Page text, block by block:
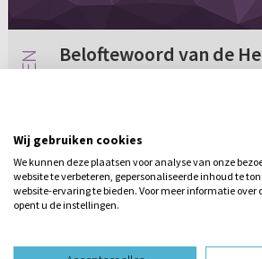
Beloftewoord van de
Christus ook voor mij aan
is. Ik was er zo vol van dat ik
iedereen zou willen vertelle...
6 reacties
design
Wij gebruiken cookies
We kunnen deze plaatsen voor analyse van onze
website te verbeteren, gepersonaliseerde inhoud te
website-ervaring te bieden. Voor meer informatie over
opent u de instellingen.